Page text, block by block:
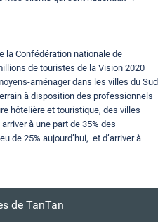
la Confédération nationale de
de touristes de la Vision 2020
aménager dans les villes du Sud
à disposition des professionnels
hôtelière et touristique, des villes
à une part de 35% des
de 25% aujourd’hui, et d’arriver à
de TanTan